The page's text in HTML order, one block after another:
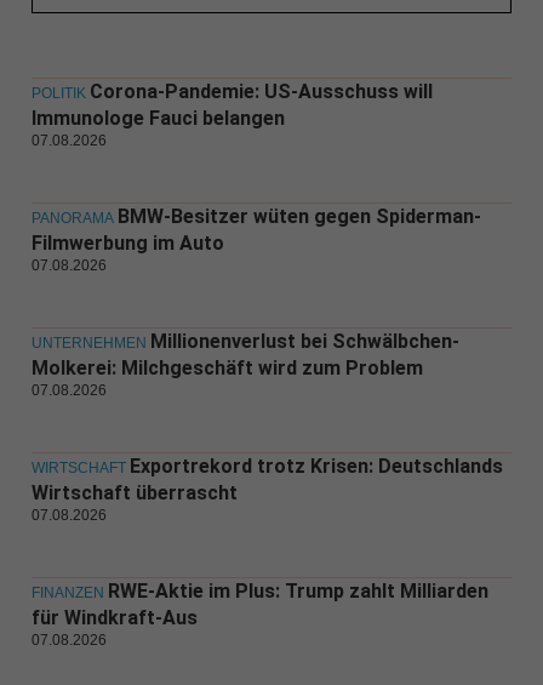
POLITIK Corona-Pandemie: US-Ausschuss will
Immunologe Fauci belangen
07.08.2026
PANORAMA BMW-Besitzer wüten gegen Spiderman-
Filmwerbung im Auto
07.08.2026
UNTERNEHMEN Millionenverlust bei Schwälbchen-
Molkerei: Milchgeschäft wird zum Problem
07.08.2026
WIRTSCHAFT Exportrekord trotz Krisen: Deutschlands
Wirtschaft überrascht
07.08.2026
FINANZEN RWE-Aktie im Plus: Trump zahlt Milliarden
für Windkraft-Aus
07.08.2026